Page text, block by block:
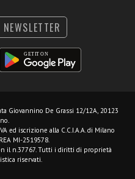
NEWSLETTER
Giovannino De Grassi 12/12A, 20123
ed iscrizione alla C.C.I.A.A. di Milano
MI-2519578.
il n.37767. Tutti i diritti di proprietà
riservati.